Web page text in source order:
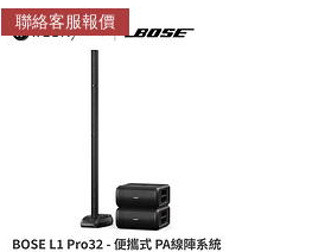
聯絡客服報價